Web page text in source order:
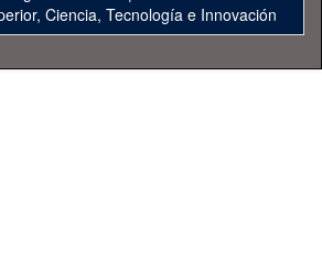
Ciencia, Tecnología e Innovación